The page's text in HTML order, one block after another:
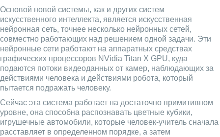
Основой новой системы, как и других систем
искусственного интеллекта, является искусственная
нейронная сеть, точнее несколько нейронных сетей,
совместно работающих над решением одной задачи. Эти
нейронные сети работают на аппаратных средствах
графических процессоров NVidia Titan X GPU, куда
подаются потоки видеоданных от камер, наблюдающих за
действиями человека и действиями робота, который
пытается подражать человеку.
Сейчас эта система работает на достаточно примитивном
уровне, она способна распознавать цветные кубики,
игрушечные автомобили, которые человек-учитель сначала
расставляет в определенном порядке, а затем